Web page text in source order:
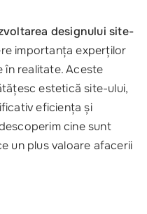
designului site-
importanța experților
realitate. Aceste
estetică site-ului,
eficiența și
cine sunt
un plus valoare afacerii